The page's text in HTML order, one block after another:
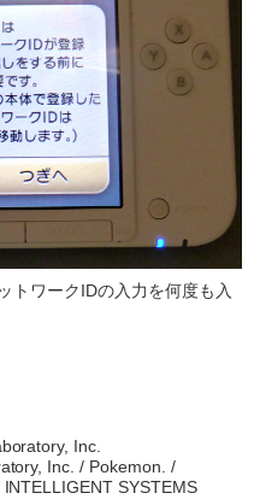
トワークIDの入力を何度も入
Inc.
Inc. / Pokemon. /
SYSTEMS